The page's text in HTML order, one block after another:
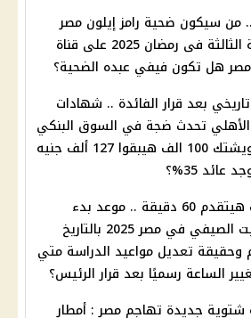
من سيكون ضحية رامز إيلون مصر
الحلقة الثالثة فى رمضان 2025 على قناة
تاريخي بعد قرار الفائدة .. شهادات
الأهلي تحدث ضجة في السوق البنكي
لو تحويشتك 100 الف هيبقوا 127 ألف جنيه
35%؟
الوقت هيتقدم 60 دقيقة .. موعد بدء
التوقيت الصيفي في مصر 2025 بالتاريخ
وحقيقة تعديل مواعيد الدراسة متي
الساعة رسميًا بعد قرار الرئيس؟
جديدة تهاجم مصر : أمطار